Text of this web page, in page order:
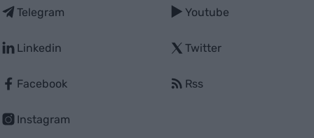
Telegram
Linkedin
Facebook
Instagram
Youtube
Twitter
Rss